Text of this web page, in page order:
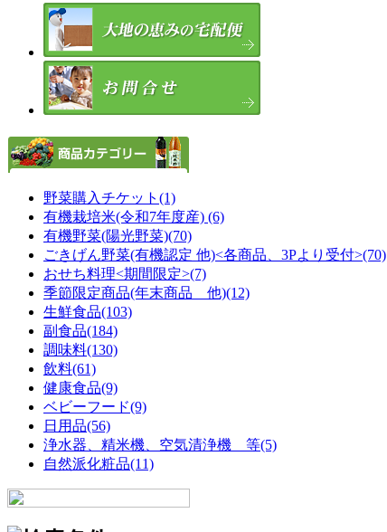
野菜購入チケット(1)
有機栽培米(令和7年度産) (6)
有機野菜(陽光野菜)(70)
ごきげん野菜(有機認定 他)<各商品、3Pより受付>(70)
おせち料理<期間限定>(7)
季節限定商品(年末商品 他)(12)
生鮮食品(103)
副食品(184)
調味料(130)
飲料(61)
健康食品(9)
ベビーフード(9)
日用品(56)
浄水器、精米機、空気清浄機 等(5)
自然派化粧品(11)